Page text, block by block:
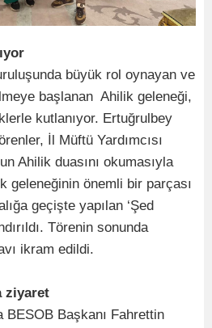
büyük rol oynayan ve
başlanan Ahilik geleneği,
kutlanıyor. Ertuğrulbey
İl Müftü Yardımcısı
Ahilik duasını okumasıyla
geleneğinin önemli bir parçası
geçişte yapılan ‘Şed
Törenin sonunda
ikram edildi.
ziyaret
BESOB Başkanı Fahrettin